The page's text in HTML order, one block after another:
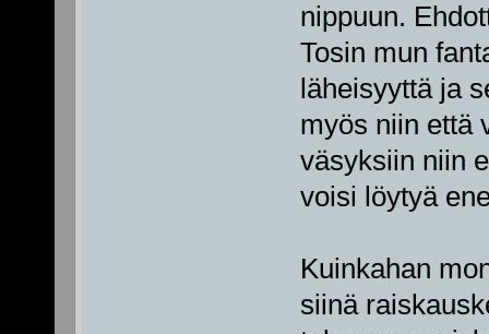
nippuun.
Tosin mun
läheisyyttä ja
myös niin että
väsyksiin niin
voisi löytyä
Kuinkahan
siinä